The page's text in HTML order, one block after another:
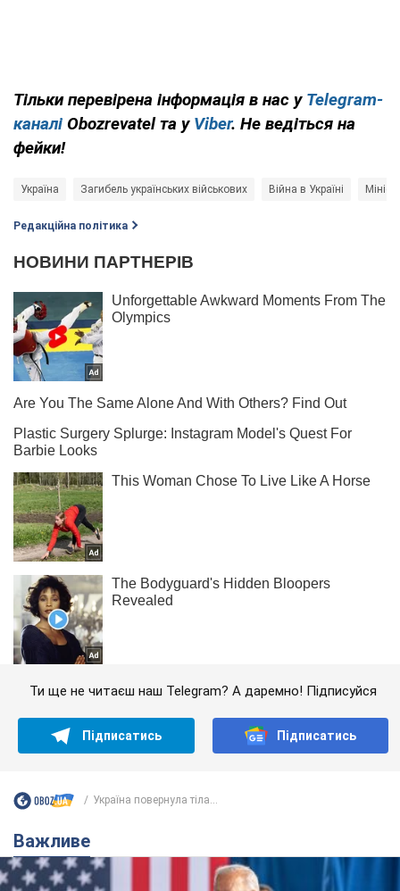
Тільки перевірена інформація в нас у Telegram-
каналі Obozrevatel та у Viber. Не ведіться на
фейки!
Україна Загибель українських військових Війна в Україні
Редакційна політика
Ти ще не читаєш наш Telegram? А даремно! Підписуйся
Підписатись Підписатись
Україна повернула тіла...
Важливе